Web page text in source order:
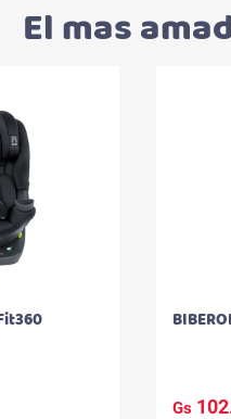
El mas
Gs